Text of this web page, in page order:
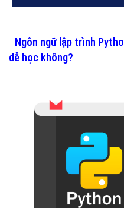
Ngôn ngữ lập trình
dễ học không?